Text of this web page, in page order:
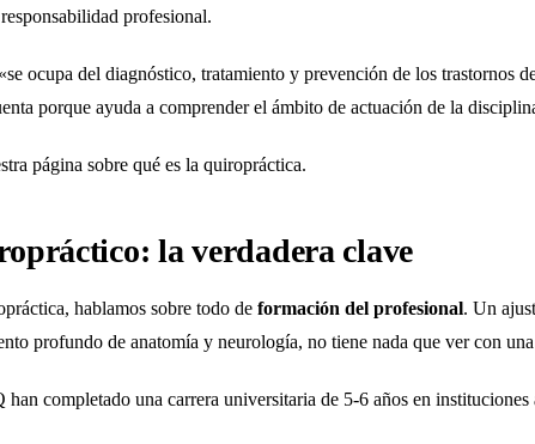
profesional.
ocupa del diagnóstico, tratamiento y prevención de los trastornos
porque ayuda a comprender el ámbito de actuación de la
página sobre qué es la quiropráctica.
la verdadera clave
hablamos sobre todo de formación del profesional. Un
profundo de anatomía y neurología, no tiene nada que ver con
completado una carrera universitaria de 5-6 años en instituciones